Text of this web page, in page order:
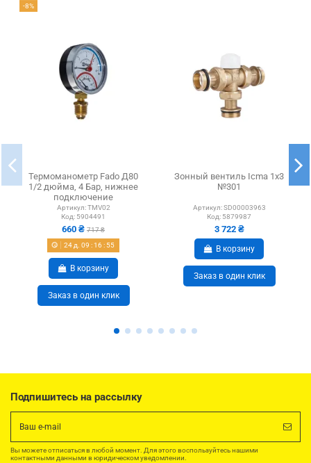
-8%
Термоманометр Fado Д80
1/2 дюйма, 4 Бар, нижнее
подключение
Артикул: TMV02
Код: 5904491
660 ₴ 717 ₴
24д. 09 : 16 : 54
В корзину
Заказ в один клик
Зонный вентиль Icma 1х3
№301
Артикул: SD00003963
Код: 5879987
3 722 ₴
В корзину
Заказ в один клик
Подпишитесь на рассылку
Вы можете отписаться в любой момент. Для этого воспользуйтесь нашими
контактными данными в юридическом уведомлении.